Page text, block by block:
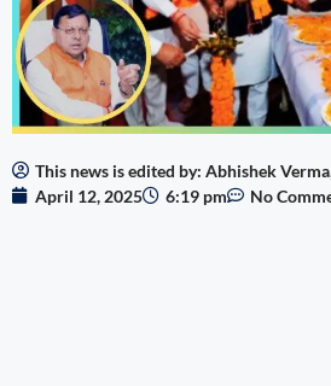
This news is edited by: Abhishek
April 12, 2025
6:19 pm No